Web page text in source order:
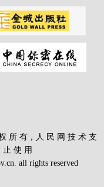
所 有，人 民 网 技 术 支
止 使 用
all rights reserved